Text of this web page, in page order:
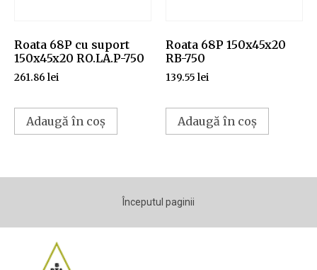
Roata 68P cu suport
150x45x20 RO.LA.P-750
261.86 lei
Adaugă în coș
Roata 68P 150x45x20
RB-750
139.55 lei
Adaugă în coș
Începutul paginii